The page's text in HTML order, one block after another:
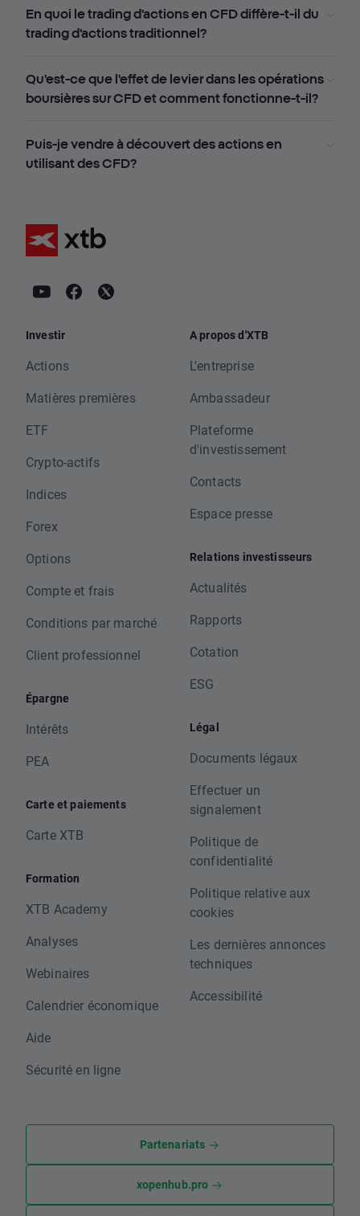
En quoi le trading d'actions en CFD diffère-t-il du
trading d'actions traditionnel?
Qu'est-ce que l'effet de levier dans les opérations
boursières sur CFD et comment fonctionne-t-il?
Puis-je vendre à découvert des actions en
utilisant des CFD?
Investir
Actions
Matières premières
ETF
Crypto-actifs
Indices
Forex
Options
Compte et frais
Conditions par marché
Client professionnel
Épargne
Intérêts
PEA
Carte et paiements
Carte XTB
Formation
XTB Academy
Analyses
Webinaires
Calendrier économique
Aide
Sécurité en ligne
A propos d'XTB
L'entreprise
Ambassadeur
Plateforme
d'investissement
Contacts
Espace presse
Relations investisseurs
Actualités
Rapports
Cotation
ESG
Légal
Documents légaux
Effectuer un
signalement
Politique de
confidentialité
Politique relative aux
cookies
Les dernières annonces
techniques
Accessibilité
Partenariats
xopenhub.pro